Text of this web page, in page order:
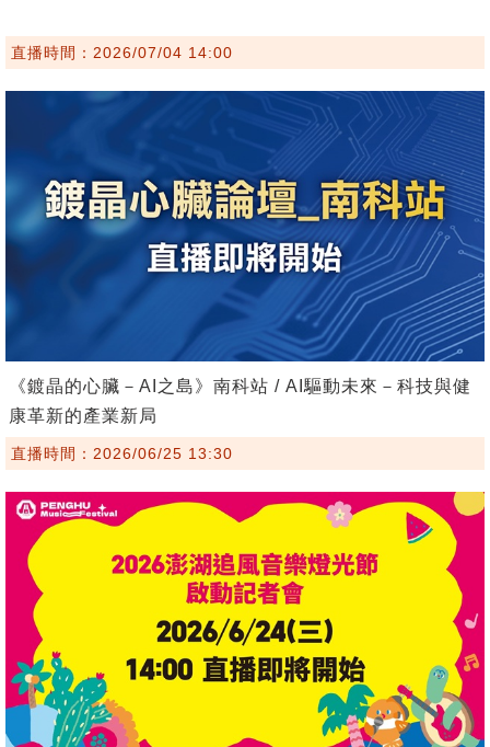
直播時間：2026/07/04 14:00
《鍍晶的心臟－AI之島》南科站 / AI驅動未來－科技與健
康革新的產業新局
直播時間：2026/06/25 13:30